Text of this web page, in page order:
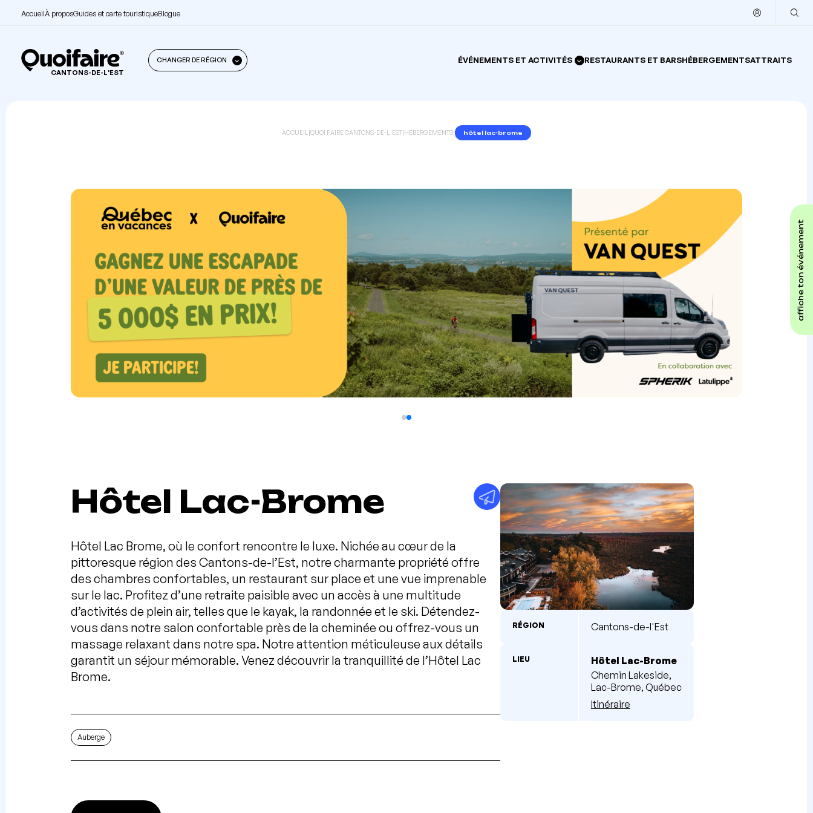
AccueilÀ proposGuides et carte touristiqueBlogue
CANTONS-DE-L'EST
CHANGER DE RÉGION ÉVÉNEMENTS ET ACTIVITÉS RESTAURANTS ET BARSHÉBERGEMENTSATTRAITS
affiche ton événement
ACCUEIL |QUOI FAIRE CANTONS-DE-L'EST|HÉBERGEMENTS| hôtel lac-brome
Hôtel Lac-Brome
Hôtel Lac Brome, où le confort rencontre le luxe. Nichée au cœur de la
pittoresque région des Cantons-de-l’Est, notre charmante propriété offre
des chambres confortables, un restaurant sur place et une vue imprenable
sur le lac. Profitez d’une retraite paisible avec un accès à une multitude
d’activités de plein air, telles que le kayak, la randonnée et le ski. Détendez-
vous dans notre salon confortable près de la cheminée ou offrez-vous un
massage relaxant dans notre spa. Notre attention méticuleuse aux détails
garantit un séjour mémorable. Venez découvrir la tranquillité de l’Hôtel Lac
Brome.
Auberge
RÉGION Cantons-de-l'Est
LIEU
Hôtel Lac-Brome
Chemin Lakeside,
Lac-Brome, Québec
Itinéraire